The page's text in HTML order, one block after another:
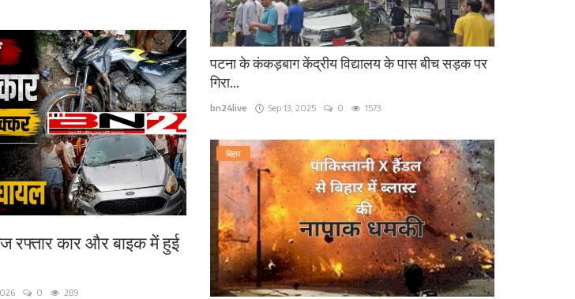
रफ्तार कार और बाइक में हुई
0 289
पटना के कंकड़बाग केंद्रीय विद्यालय के पास बीच सड़क पर
गिरा...
bn24live Sep 13, 2025 0 1573
बिहार